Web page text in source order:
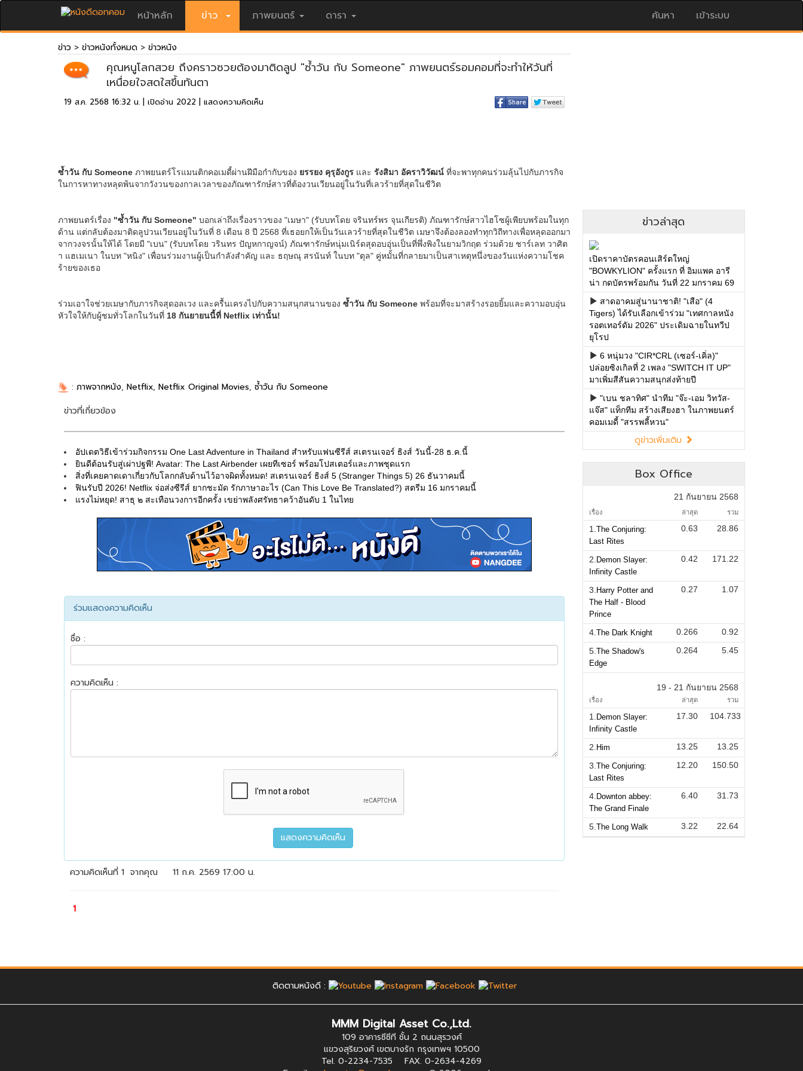
หน้าหลัก ข่าว ภาพยนตร์ ดารา ค้นหา เข้าระบบ
ข่าวล่าสุด
เปิดราคาบัตรคอนเสิร์ตใหญ่
"BOWKYLION" ครั้งแรก ที่ อิมแพค อารี
น่า กดบัตรพร้อมกัน วันที่ 22 มกราคม 69
สาดอาคมสู่นานาชาติ! "เสือ" (4
Tigers) ได้รับเลือกเข้าร่วม "เทศกาลหนัง
รอตเทอร์ดัม 2026" ประเดิมฉายในทวีป
ยุโรป
6 หนุ่มวง "CIR*CRL (เซอร์-เคิ่ล)"
ปล่อยซิงเกิลที่ 2 เพลง "SWITCH IT UP"
มาเพิ่มสีสันความสนุกส่งท้ายปี
"เบน ชลาทิศ" นำทีม "จ๊ะ-เอม วิทวัส-
แจ๊ส" แท็กทีม สร้างเสียงฮา ในภาพยนตร์
คอมเมดี้ "สรรพลี้หวน"
ดูข่าวเพิ่มเติม
Box Office
21 กันยายน 2568
เรื่อง ล่าสุด รวม
1. The Conjuring:
Last Rites
0.63 28.86
2. Demon Slayer:
Infinity Castle
0.42 171.22
3. Harry Potter and
The Half - Blood
Prince
0.27 1.07
4. The Dark Knight 0.266
0.92
5. The Shadow's
Edge
0.264 5.45
19 - 21 กันยายน 2568
เรื่อง ล่าสุด รวม
1. Demon Slayer:
Infinity Castle
17.30 104.733
2. Him 13.25
13.25
3. The Conjuring:
Last Rites
12.20 150.50
4. Downton abbey:
The Grand Finale
6.40 31.73
5. The Long Walk 3.22 22.64
ติดตามหนังดี :
MMM Digital Asset Co.,Ltd.
109 อาคารซีซีที ชั้น 2 ถนนสุรวงศ์
แขวงสุริยวงศ์ เขตบางรัก กรุงเทพฯ 10500
Tel. 0-2234-7535 FAX. 0-2634-4269